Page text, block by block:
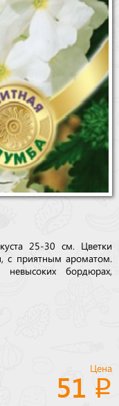
25-30 см. Цветки
с приятным ароматом.
невысоких бордюрах,
Цена
51